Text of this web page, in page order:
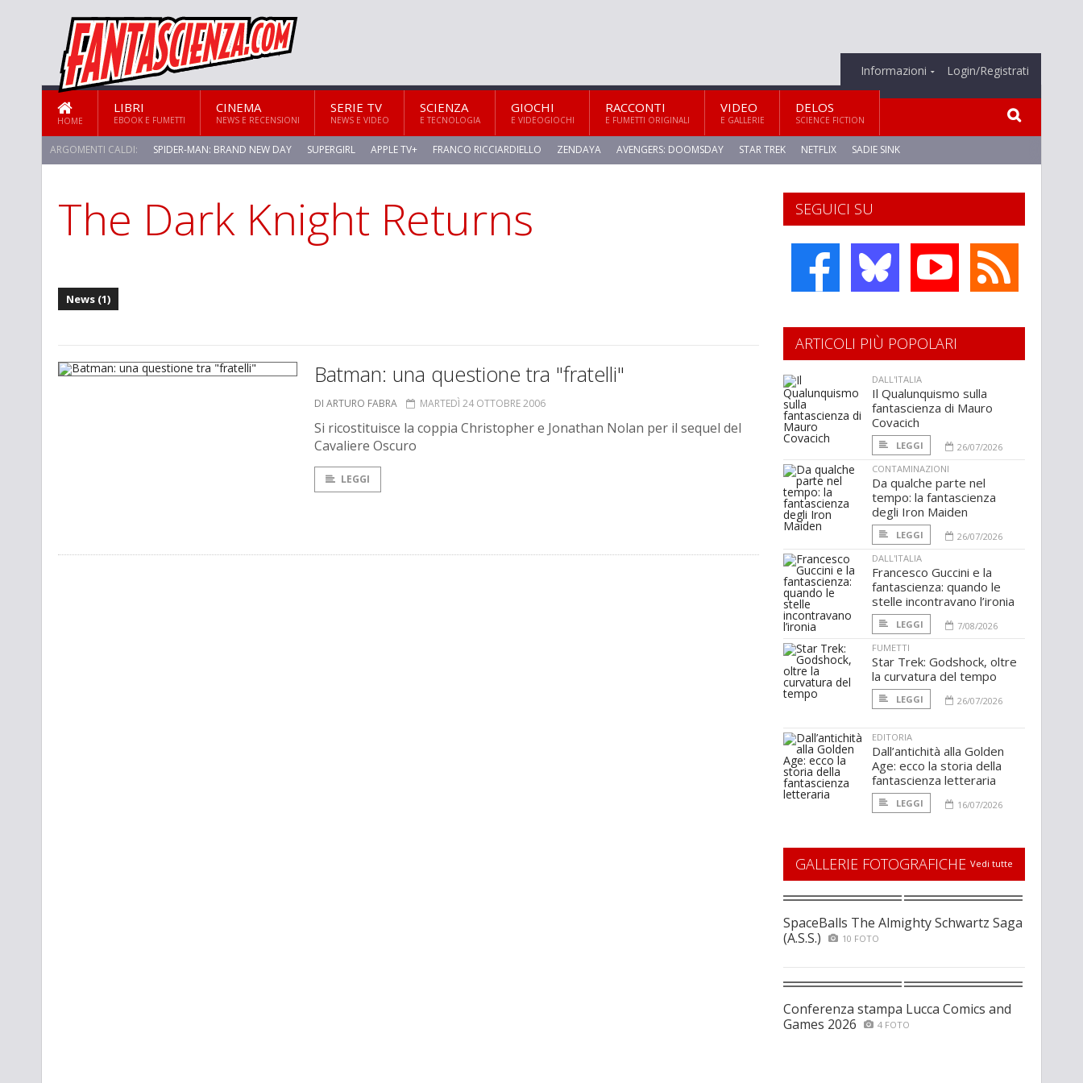
Informazioni Login/Registrati
HOME
LIBRI
EBOOK E FUMETTI
CINEMA
NEWS E RECENSIONI
SERIE TV
NEWS E VIDEO
SCIENZA
E TECNOLOGIA
GIOCHI
E VIDEOGIOCHI
RACCONTI
E FUMETTI ORIGINALI
VIDEO
E GALLERIE
DELOS
SCIENCE FICTION
ARGOMENTI CALDI: SPIDER-MAN: BRAND NEW DAY SUPERGIRL APPLE TV+ FRANCO RICCIARDIELLO ZENDAYA AVENGERS: DOOMSDAY STAR TREK NETFLIX SADIE SINK
STAR TREK: STRANGE NEW WORLDS
The Dark Knight Returns
News (1)
Batman: una questione tra "fratelli"
DI ARTURO FABRA MARTEDÌ 24 OTTOBRE 2006
Si ricostituisce la coppia Christopher e Jonathan Nolan per il sequel del
Cavaliere Oscuro
LEGGI
SEGUICI SU
ARTICOLI PIÙ POPOLARI
DALL'ITALIA
Il Qualunquismo sulla
fantascienza di Mauro
Covacich
LEGGI
26/07/2026
CONTAMINAZIONI
Da qualche parte nel
tempo: la fantascienza
degli Iron Maiden
LEGGI
26/07/2026
DALL'ITALIA
Francesco Guccini e la
fantascienza: quando le
stelle incontravano l’ironia
LEGGI
7/08/2026
FUMETTI
Star Trek: Godshock, oltre
la curvatura del tempo
LEGGI 26/07/2026
EDITORIA
Dall’antichità alla Golden
Age: ecco la storia della
fantascienza letteraria
LEGGI 16/07/2026
GALLERIE FOTOGRAFICHE Vedi tutte
SpaceBalls The Almighty Schwartz Saga
(A.S.S.)
10 FOTO
Conferenza stampa Lucca Comics and
Games 2026
4 FOTO